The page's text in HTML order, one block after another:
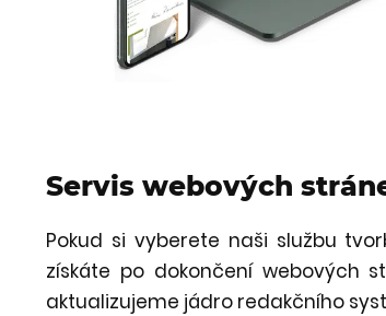
Servis webových
Pokud si vyberete naši službu
získáte po dokončení webových
aktualizujeme jádro redakčního